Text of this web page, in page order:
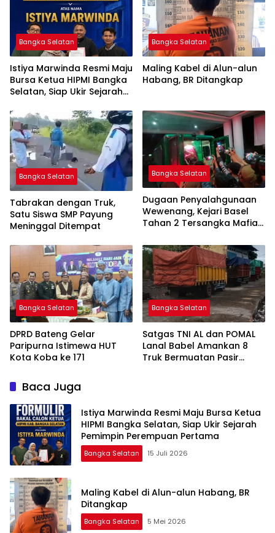
Bangka Selatan
Istiya Marwinda Resmi Maju
Bursa Ketua HIPMI Bangka
Selatan, Siap Ukir Sejarah
Pertama
Bangka Selatan
Maling Kabel di Alun-alun
Habang, BR Ditangkap
Bangka Selatan
Tabrakan dengan Truk,
Satu Siswa SMP Payung
Meninggal Ditempat
Bangka Selatan
Dugaan Penyalahgunaan
Wewenang, Kejari Basel
Tahan 2 Tersangka Mafia
Bangka Selatan
DPRD Bateng Gelar
Paripurna Istimewa HUT
Kota Koba ke 171
Bangka Selatan
Satgas TNI AL dan POMAL
Lanal Babel Amankan 8
Truk Bermuatan Pasir
Baca Juga
Istiya Marwinda Resmi Maju Bursa Ketua
HIPMI Bangka Selatan, Siap Ukir Sejarah
Pemimpin Perempuan Pertama
Bangka Selatan 15 Juli 2026
Maling Kabel di Alun-alun Habang, BR
Ditangkap
Bangka Selatan 5 Mei 2026